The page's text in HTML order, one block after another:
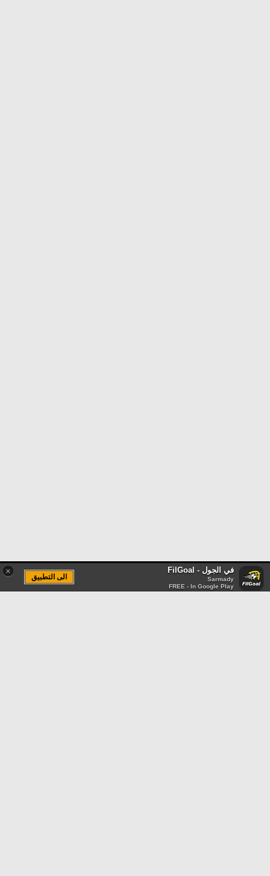
× في الجول - FilGoal
Sarmady
FREE - In Google Play
الى التطبيق